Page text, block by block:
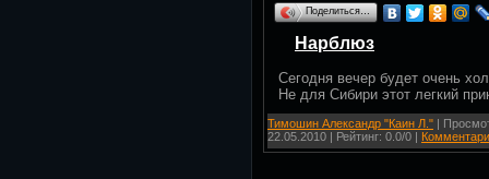
Поделиться…
Нарблюз
Сегодня вечер будет очень
Не для Сибири этот легкий
Тимошин Александр "Каин Л." |
22.05.2010 | Рейтинг: 0.0/0 |